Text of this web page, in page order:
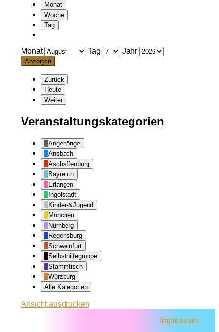
Monat
Woche
Tag
Monat Tag Jahr
Zurück
Heute
Weiter
Veranstaltungskategorien
Angehörige
Ansbach
Aschaffenburg
Bayreuth
Erlangen
Ingolstadt
Kinder-&Jugend
München
Nürnberg
Regensburg
Schweinfurt
Selbsthilfegruppe
Stammtisch
Würzburg
Alle Kategorien
Ansichtausdrucken
Impressum